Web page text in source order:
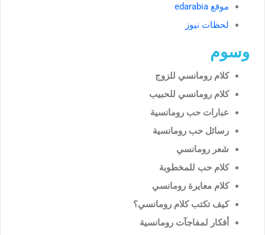
موقع edarabia
لحظات نيوز
وسوم
كلام رومانسي للزوج
كلام رومانسي للحبيب
عبارات حب رومانسية
رسائل حب رومانسية
شعر رومانسي
كلام حب للمخطوبة
كلام معايرة رومانسي
كيف تكتب كلام رومانسي؟
أفكار لمفاجآت رومانسية